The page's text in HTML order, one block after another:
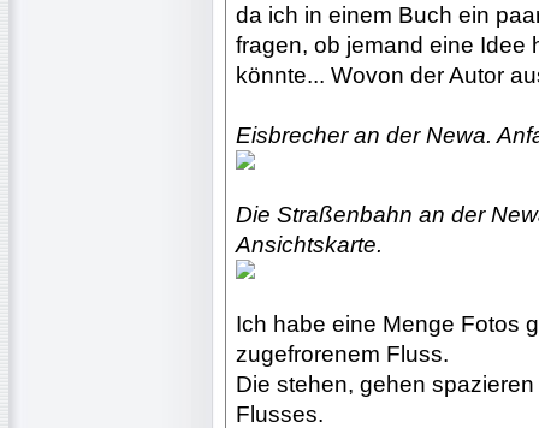
da ich in einem Buch ein
fragen, ob jemand eine Idee
könnte... Wovon der Autor
Eisbrecher an der Newa.
Die Straßenbahn an der
Ansichtskarte.
Ich habe eine Menge Fotos
zugefrorenem Fluss.
Die stehen, gehen
Flusses.